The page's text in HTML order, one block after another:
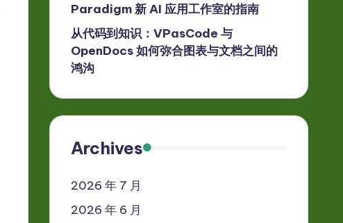
Paradigm 新 AI 应用工作室的指南
从代码到知识：VPasCode 与
OpenDocs 如何弥合图表与文档之间的
鸿沟
Archives
2026 年 7 月
2026 年 6 月